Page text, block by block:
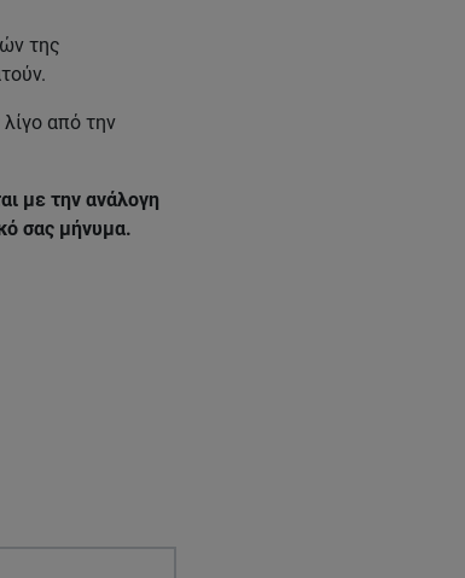
της
από την
με την ανάλογη
σας μήνυμα.